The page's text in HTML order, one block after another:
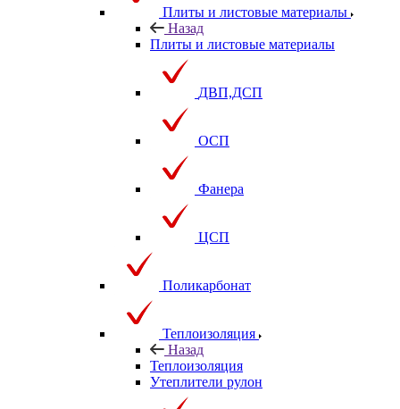
Плиты и листовые материалы
Назад
Плиты и листовые материалы
ДВП,ДСП
ОСП
Фанера
ЦСП
Поликарбонат
Теплоизоляция
Назад
Теплоизоляция
Утеплители рулон